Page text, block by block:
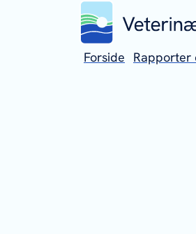
Forside Rapporter